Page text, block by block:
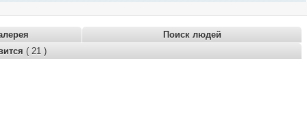
Поиск людей
( 21 )